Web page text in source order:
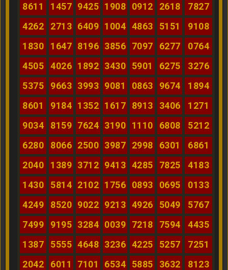
8611
1457 9425 1908 0912 2618
7827
4262
2713 6409 1004 4863 5151
9108
1830
1647 8196 3856 7097 6277
0764
4505
4026 1892 3430 5901 6275
3276
5375
9663 3993 9081 0863 9674
1894
8601
9184 1352 1617 8913 3406
1271
9034
8159 7624 3190 1110 6808
5212
6280
8066 2500 3987 2998 6301
6861
2040
1389 3712 9413 4285 7825
4183
1430
5814 2102 1756 0893 0695
0133
4249
8520 9022 9213 4926 5049
5767
7499
9195 3284 0039 7218 7594
4435
1387
5555 4648 3236 4225 5257
7251
2042
6011 7101 6534 5885 3632
8123